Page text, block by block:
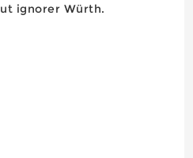
ignorer Würth.